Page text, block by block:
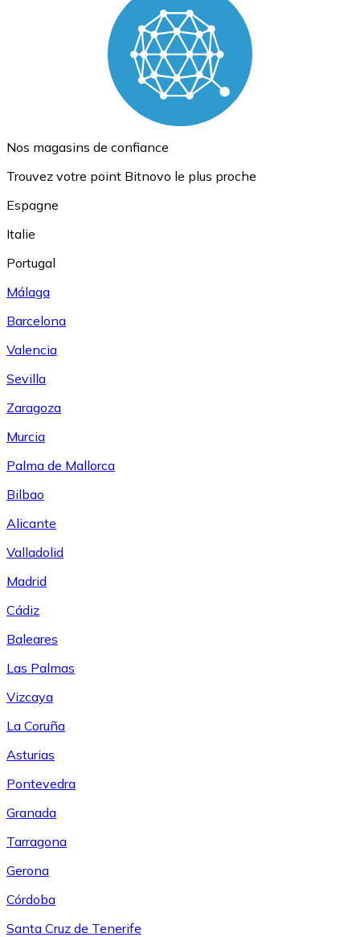
Nos magasins de confiance
Trouvez votre point Bitnovo le plus proche
Espagne
Italie
Portugal
Málaga
Barcelona
Valencia
Sevilla
Zaragoza
Murcia
Palma de Mallorca
Bilbao
Alicante
Valladolid
Madrid
Cádiz
Baleares
Las Palmas
Vizcaya
La Coruña
Asturias
Pontevedra
Granada
Tarragona
Gerona
Córdoba
Santa Cruz de Tenerife